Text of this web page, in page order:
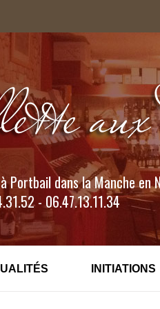
Portbail dans la Manche en
- 06.47.13.11.34
INITIATIONS